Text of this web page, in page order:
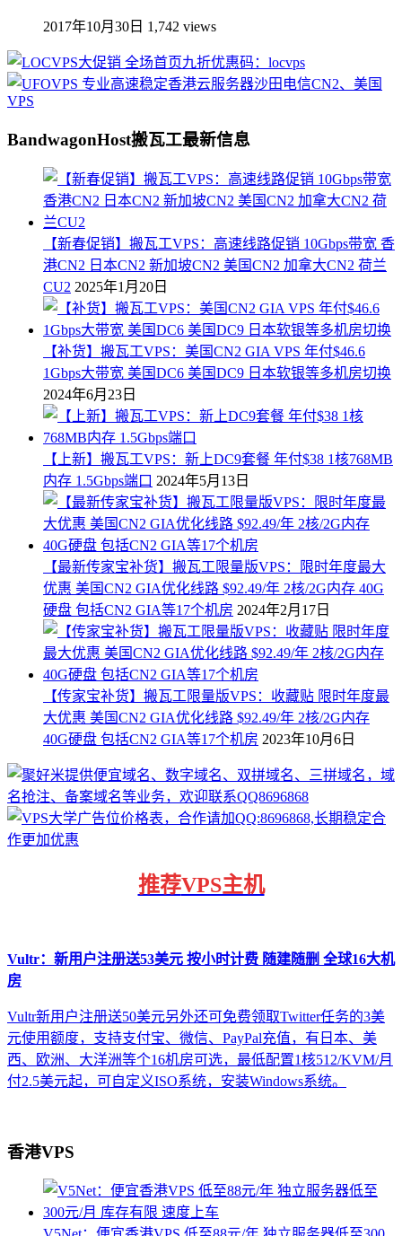
2017年10月30日 1,742 views
BandwagonHost搬瓦工最新信息
【新春促销】搬瓦工VPS：高速线路促销 10Gbps带宽 香
港CN2 日本CN2 新加坡CN2 美国CN2 加拿大CN2 荷兰
CU2 2025年1月20日
【补货】搬瓦工VPS：美国CN2 GIA VPS 年付$46.6
1Gbps大带宽 美国DC6 美国DC9 日本软银等多机房切换
2024年6月23日
【上新】搬瓦工VPS：新上DC9套餐 年付$38 1核768MB
内存 1.5Gbps端口 2024年5月13日
【最新传家宝补货】搬瓦工限量版VPS：限时年度最大
优惠 美国CN2 GIA优化线路 $92.49/年 2核/2G内存 40G
硬盘 包括CN2 GIA等17个机房 2024年2月17日
【传家宝补货】搬瓦工限量版VPS：收藏贴 限时年度最
大优惠 美国CN2 GIA优化线路 $92.49/年 2核/2G内存
40G硬盘 包括CN2 GIA等17个机房 2023年10月6日
推荐VPS主机
Vultr：新用户注册送53美元 按小时计费 随建随删 全球16大机
房
Vultr新用户注册送50美元另外还可免费领取Twitter任务的3美
元使用额度，支持支付宝、微信、PayPal充值，有日本、美
西、欧洲、大洋洲等个16机房可选，最低配置1核512/KVM/月
付2.5美元起，可自定义ISO系统，安装Windows系统。
香港VPS